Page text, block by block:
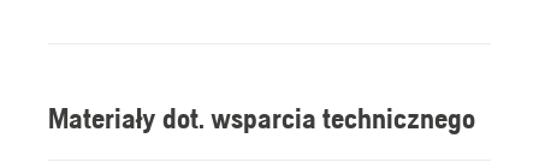
Materiały dot. wsparcia technicznego